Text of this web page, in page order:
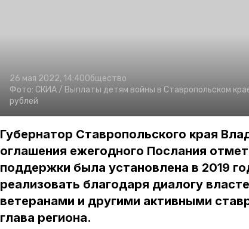
26 мая 2022, 14:40Общество
Фото: СКИА / Выплаты детям войны в Ставропольском
рублей
Губернатор Ставропольского края
оглашения ежегодного Послания
поддержки была установлена в 2019
реализовать благодаря диалогу
ветеранами и другими активными
глава региона.